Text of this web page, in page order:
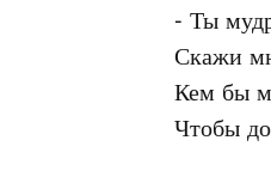
- Ты
Скажи
Кем бы